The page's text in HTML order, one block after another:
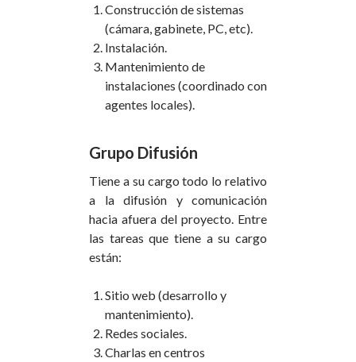
Construcción de sistemas
(cámara, gabinete, PC, etc).
Instalación.
Mantenimiento de
instalaciones (coordinado con
agentes locales).
Grupo Difusión
Tiene a su cargo todo lo relativo
a la difusión y comunicación
hacia afuera del proyecto. Entre
las tareas que tiene a su cargo
están:
Sitio web (desarrollo y
mantenimiento).
Redes sociales.
Charlas en centros